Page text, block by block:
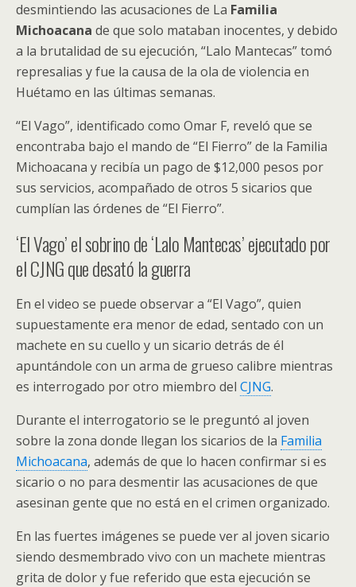
desmintiendo las acusaciones de La Familia
Michoacana de que solo mataban inocentes, y debido
a la brutalidad de su ejecución, “Lalo Mantecas” tomó
represalias y fue la causa de la ola de violencia en
Huétamo en las últimas semanas.
“El Vago”, identificado como Omar F, reveló que se
encontraba bajo el mando de “El Fierro” de la Familia
Michoacana y recibía un pago de $12,000 pesos por
sus servicios, acompañado de otros 5 sicarios que
cumplían las órdenes de “El Fierro”.
‘El Vago’ el sobrino de ‘Lalo Mantecas’ ejecutado por
el CJNG que desató la guerra
En el video se puede observar a “El Vago”, quien
supuestamente era menor de edad, sentado con un
machete en su cuello y un sicario detrás de él
apuntándole con un arma de grueso calibre mientras
es interrogado por otro miembro del CJNG.
Durante el interrogatorio se le preguntó al joven
sobre la zona donde llegan los sicarios de la Familia
Michoacana, además de que lo hacen confirmar si es
sicario o no para desmentir las acusaciones de que
asesinan gente que no está en el crimen organizado.
En las fuertes imágenes se puede ver al joven sicario
siendo desmembrado vivo con un machete mientras
grita de dolor y fue referido que esta ejecución se